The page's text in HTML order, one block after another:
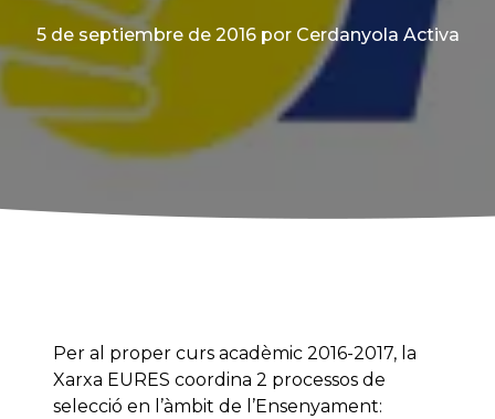
5 de septiembre de 2016 por Cerdanyola Activa
Per al proper curs acadèmic 2016-2017, la
Xarxa EURES coordina 2 processos de
selecció en l’àmbit de l’Ensenyament: